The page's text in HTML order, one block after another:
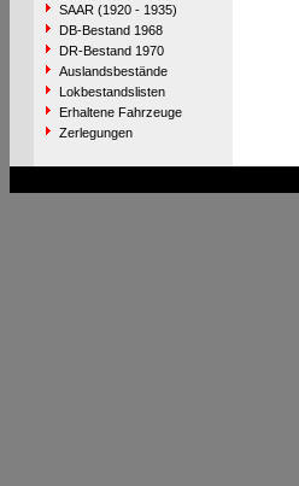
SAAR (1920 - 1935)
DB-Bestand 1968
DR-Bestand 1970
Auslandsbestände
Lokbestandslisten
Erhaltene Fahrzeuge
Zerlegungen